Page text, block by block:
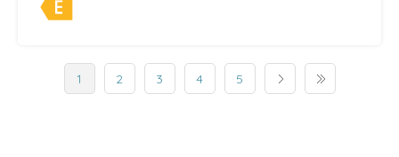
1 2 3 4 5